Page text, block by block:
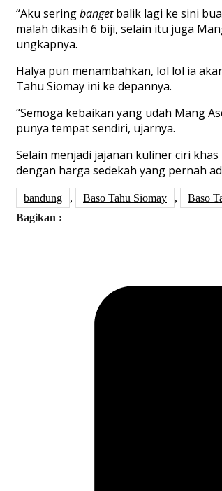
“Aku seringbangetbalik lagi ke sini
malah dikasih 6 biji, selain itu juga
ungkapnya.
Halya pun menambahkan, lol lol ia
Tahu Siomay ini ke depannya.
“Semoga kebaikan yang udah Mang
punya tempat sendiri, ujarnya.
Selain menjadi jajanan kuliner ciri
dengan harga sedekah yang pernah
bandung , Baso Tahu Siomay , Baso
Bagikan :